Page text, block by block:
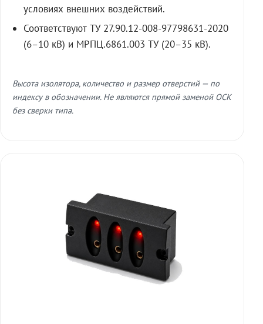
условиях внешних воздействий.
Соответствуют ТУ 27.90.12-008-97798631-2020
(6–10 кВ) и МРПЦ.6861.003 ТУ (20–35 кВ).
Высота изолятора, количество и размер отверстий — по
индексу в обозначении. Не являются прямой заменой ОСК
без сверки типа.